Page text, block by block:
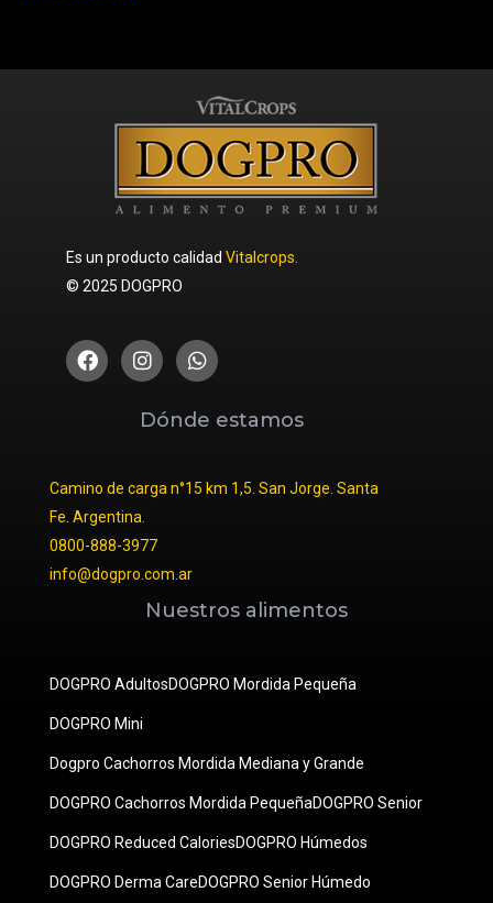
Es un producto calidad Vitalcrops.
© 2025 DOGPRO
Dónde estamos
Camino de carga n°15 km 1,5. San Jorge. Santa
Fe. Argentina.
0800-888-3977
info@dogpro.com.ar
Nuestros alimentos
DOGPRO AdultosDOGPRO Mordida Pequeña
DOGPRO Mini
Dogpro Cachorros Mordida Mediana y Grande
DOGPRO Cachorros Mordida PequeñaDOGPRO Senior
DOGPRO Reduced CaloriesDOGPRO Húmedos
DOGPRO Derma CareDOGPRO Senior Húmedo